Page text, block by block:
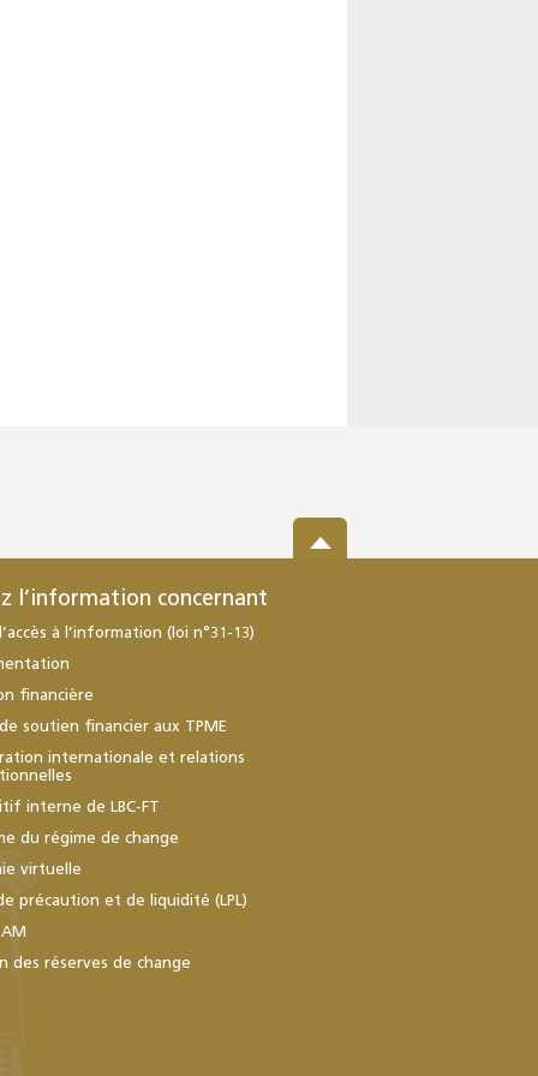
l’information concernant
à l’information (loi n°31-13)
financière
soutien financier aux TPME
internationale et relations
interne de LBC-FT
du régime de change
virtuelle
précaution et de liquidité (LPL)
des réserves de change